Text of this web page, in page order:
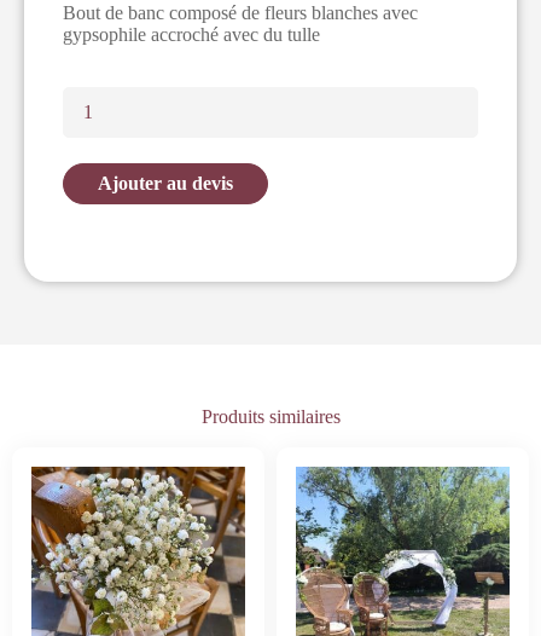
Bout de banc composé de fleurs blanches avec
gypsophile accroché avec du tulle
Ajouter au devis
Produits similaires